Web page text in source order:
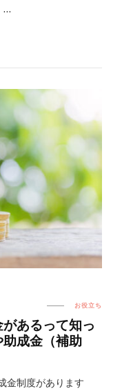
…
お役立ち
あるって知っ
成金（補助
金制度があります